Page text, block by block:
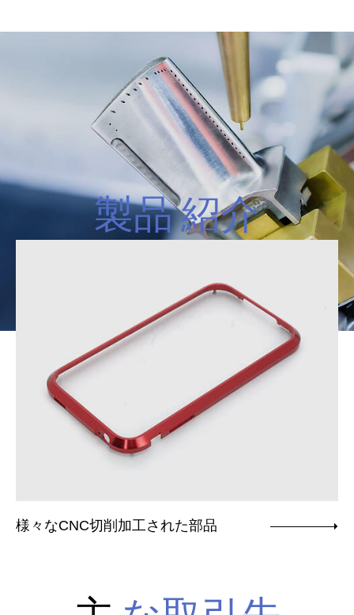
製品 紹介
様々なCNC切削加工された部品